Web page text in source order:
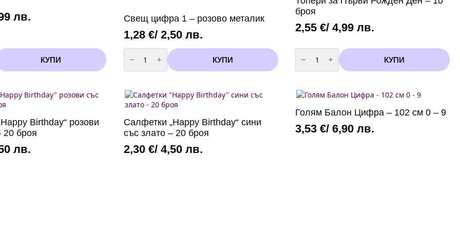
лв.
КУПИ
Свещ цифра 1 – розово металик
1,28 €/ 2,50 лв.
количество
за
цифра
розово
металик
КУПИ
броя
2,55€/ 4,99 лв.
количество
за
Топери
за
Ден
-
10
броя
КУПИ
Birthday“ розови
20 броя
лв.
Салфетки „Happy Birthday“ сини
със злато – 20 броя
2,30 €/ 4,50 лв.
Голям Балон Цифра – 102 см 0 – 9
3,53€/ 6,90 лв.